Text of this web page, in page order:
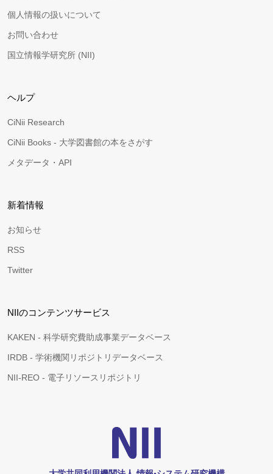
個人情報の扱いについて
お問い合わせ
国立情報学研究所 (NII)
ヘルプ
CiNii Research
CiNii Books - 大学図書館の本をさがす
メタデータ・API
新着情報
お知らせ
RSS
Twitter
NIIのコンテンツサービス
KAKEN - 科学研究費助成事業データベース
IRDB - 学術機関リポジトリデータベース
NII-REO - 電子リソースリポジトリ